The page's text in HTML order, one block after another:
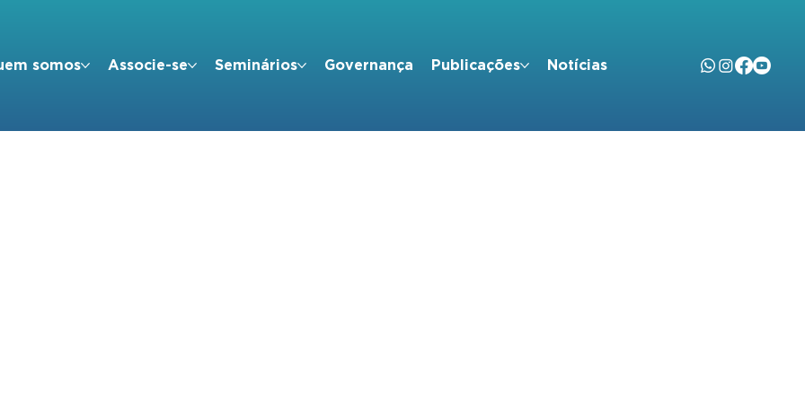
somos Associe-se Seminários Governança Publicações Notícias